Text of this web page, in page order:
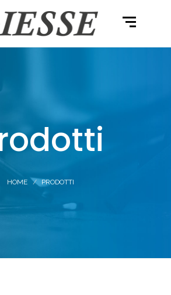
HOME PRODOTTI